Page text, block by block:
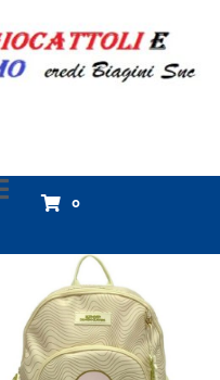
0
ZAINI E BORSETTE